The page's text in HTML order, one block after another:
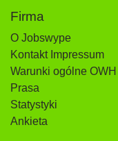
Firma
O Jobswype
Kontakt Impressum
Warunki ogólne OWH
Prasa
Statystyki
Ankieta